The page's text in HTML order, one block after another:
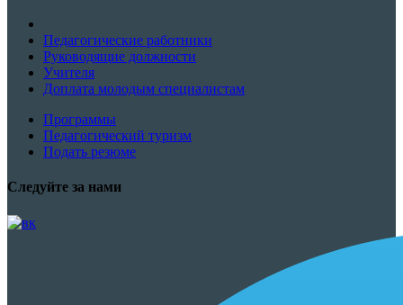
Педагогические работники
Руководящие должности
Учителя
Доплата молодым специалистам
Программы
Педагогический туризм
Подать резюме
Следуйте за нами